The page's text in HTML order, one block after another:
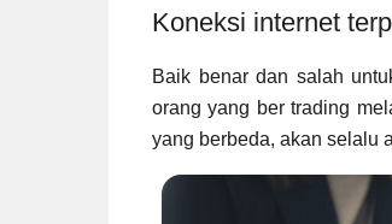
Koneksi internet
Baik benar dan salah
orang yang ber trading
yang berbeda, akan selalu